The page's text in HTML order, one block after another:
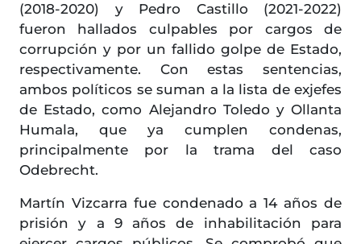
(2018-2020) y Pedro Castillo (2021-2022)
fueron hallados culpables por cargos de
corrupción y por un fallido golpe de Estado,
respectivamente. Con estas sentencias,
ambos políticos se suman a la lista de exjefes
de Estado, como Alejandro Toledo y Ollanta
Humala, que ya cumplen condenas,
principalmente por la trama del caso
Odebrecht.
Martín Vizcarra fue condenado a 14 años de
prisión y a 9 años de inhabilitación para